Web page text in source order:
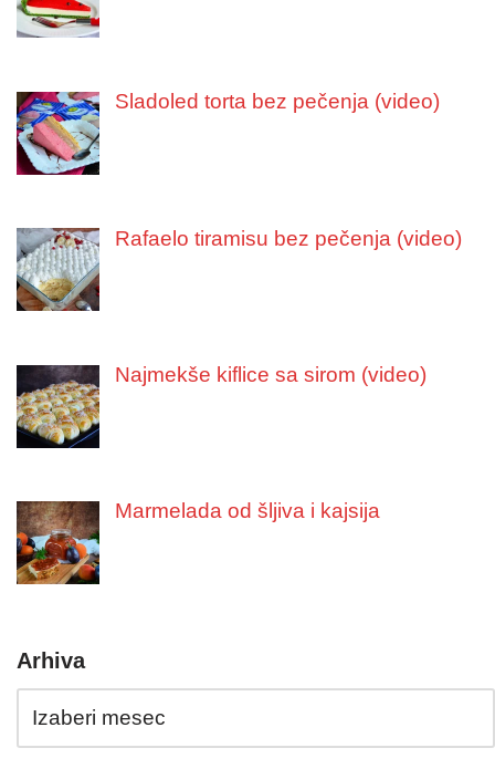
Sladoled torta bez pečenja (video)
Rafaelo tiramisu bez pečenja (video)
Najmekše kiflice sa sirom (video)
Marmelada od šljiva i kajsija
Arhiva